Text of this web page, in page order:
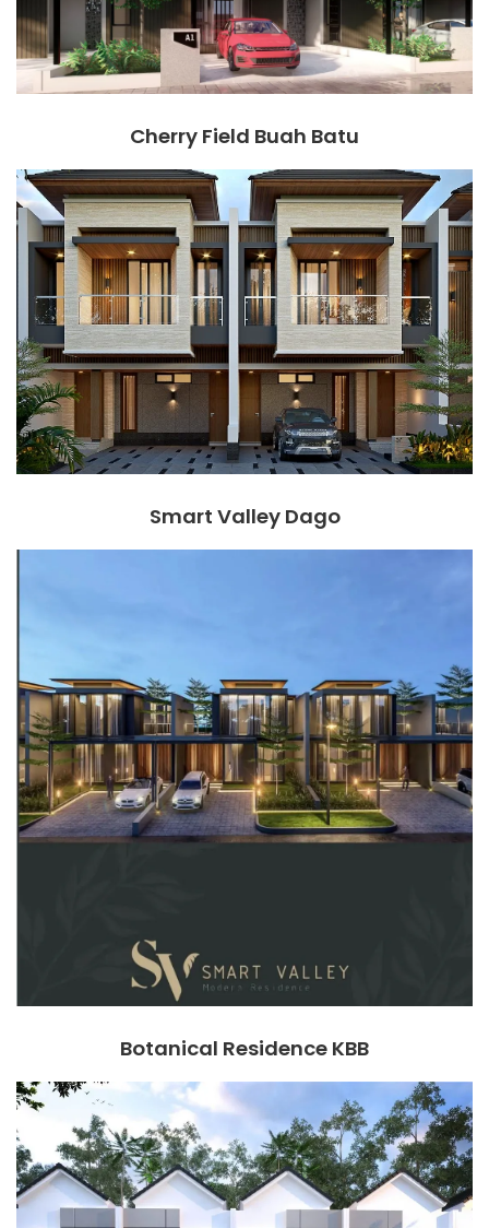
Cherry Field Buah Batu
Smart Valley Dago
Botanical Residence KBB